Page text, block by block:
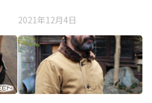
2021年12月4日